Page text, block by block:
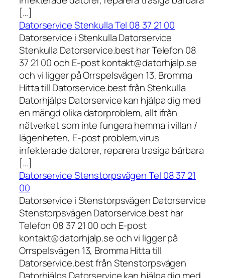
[…]
Datorservice Stenkulla Tel 08 37 21 00
Datorservice i Stenkulla Datorservice
Stenkulla Datorservice.best har Telefon 08
37 21 00 och E-post kontakt@datorhjalp.se
och vi ligger på Orrspelsvägen 13, Bromma
Hitta till Datorservice.best från Stenkulla
Datorhjälps Datorservice kan hjälpa dig med
en mängd olika datorproblem, allt ifrån
nätverket som inte fungera hemma i villan /
lägenheten, E-post problem,virus
infekterade datorer, reparera trasiga bärbara
[…]
Datorservice Stenstorpsvägen Tel 08 37 21
00
Datorservice i Stenstorpsvägen Datorservice
Stenstorpsvägen Datorservice.best har
Telefon 08 37 21 00 och E-post
kontakt@datorhjalp.se och vi ligger på
Orrspelsvägen 13, Bromma Hitta till
Datorservice.best från Stenstorpsvägen